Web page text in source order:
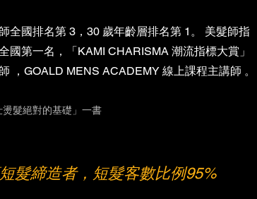
全國排名第 3，30 歲年齡層排名第 1。 美髮師指
國第一名，「KAMI CHARISMA 潮流指標大賞」
，GOALD MENS ACADEMY 線上課程主講師 。
燙髮絕對的基礎」一書
髮締造者，短髮客數比例95%